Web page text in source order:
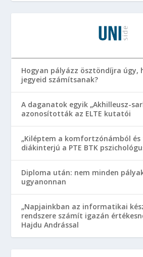
Hogyan pályázz ösztöndíjra úgy,
jegyeid számítsanak?
A daganatok egyik „Akhilleusz-
azonosították az ELTE kutatói
„Kiléptem a komfortzónámból és
diákinterjú a PTE BTK
Diploma után: nem minden
ugyanonnan
„Napjainkban az informatikai
rendszere számít igazán
Hajdu Andrással